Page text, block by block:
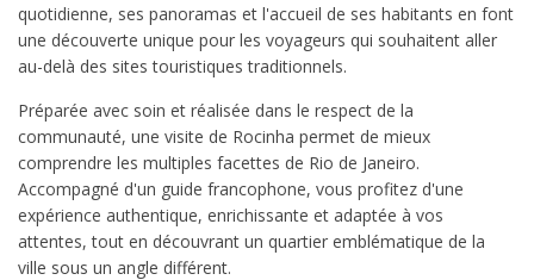
quotidienne, ses panoramas et l'accueil de ses habitants en font
une découverte unique pour les voyageurs qui souhaitent aller
au-delà des sites touristiques traditionnels.
Préparée avec soin et réalisée dans le respect de la
communauté, une visite de Rocinha permet de mieux
comprendre les multiples facettes de Rio de Janeiro.
Accompagné d'un guide francophone, vous profitez d'une
expérience authentique, enrichissante et adaptée à vos
attentes, tout en découvrant un quartier emblématique de la
ville sous un angle différent.